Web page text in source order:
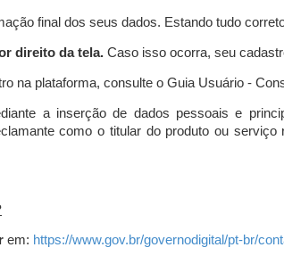
final dos seus dados. Estando tudo
direito da tela. Caso isso ocorra, seu
na plataforma, consulte o Guia Usuário -
a inserção de dados pessoais e
como o titular do produto ou
em: https://www.gov.br/governodigital/pt-br/